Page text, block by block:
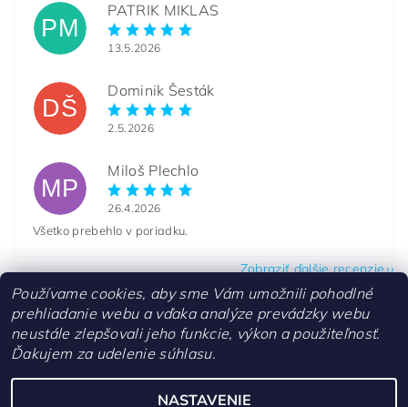
PM
PATRIK MIKLAS
13.5.2026
DŠ
Dominik Šesták
2.5.2026
MP
Miloš Plechlo
26.4.2026
Všetko prebehlo v poriadku.
Zobraziť ďalšie recenzie
Kontakty
Používame cookies, aby sme Vám umožnili pohodlné
prehliadanie webu a vďaka analýze prevádzky webu
neustále zlepšovali jeho funkcie, výkon a použiteľnosť.
Ďakujem za udelenie súhlasu.
NASTAVENIE